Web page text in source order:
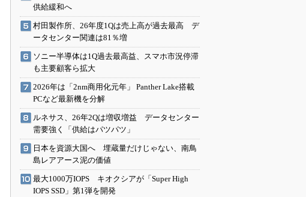
供給緩和へ
村田製作所、26年度1Qは売上高が過去最高 デ
ータセンター関連は81％増
ソニー半導体は1Q過去最高益、スマホ市況停滞
も主要顧客ら拡大
2026年は「2nm商用化元年」 Panther Lake搭載
PCなど最新機を分解
ルネサス、26年2Qは増収増益 データセンター
需要強く「供給はパツパツ」
日本を資源大国へ 埋蔵量だけじゃない、南鳥
島レアアース泥の価値
最大1000万IOPS キオクシアが「Super High
IOPS SSD」第1弾を開発